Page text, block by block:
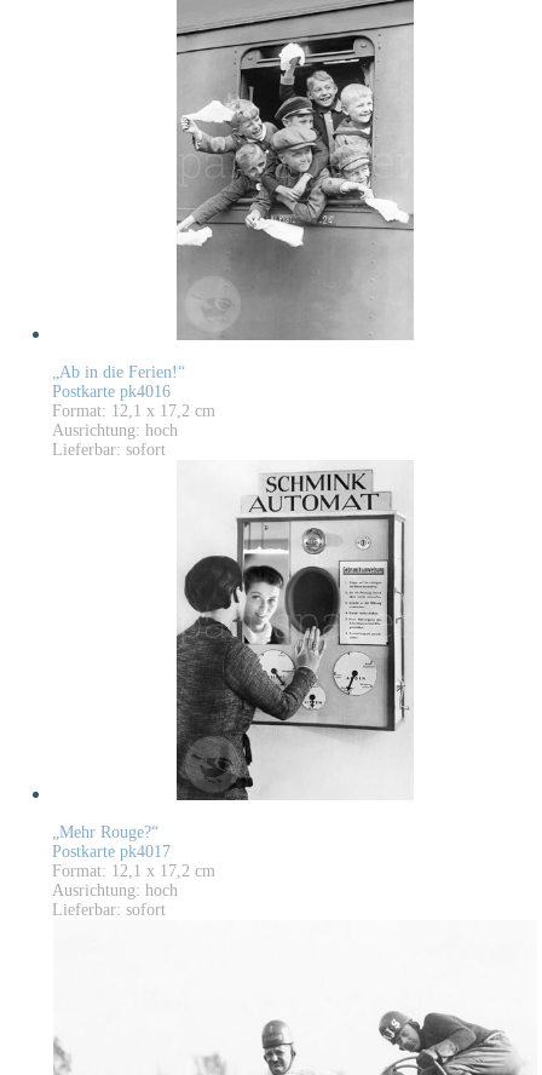
„Ab in die Ferien!“
Postkarte pk4016
Format: 12,1 x 17,2 cm
Ausrichtung: hoch
Lieferbar: sofort
„Mehr Rouge?“
Postkarte pk4017
Format: 12,1 x 17,2 cm
Ausrichtung: hoch
Lieferbar: sofort